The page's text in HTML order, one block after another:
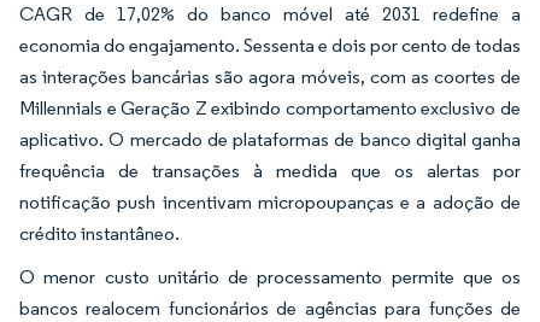
CAGR de 17,02% do banco móvel até 2031 redefine a
economia do engajamento. Sessenta e dois por cento de todas
as interações bancárias são agora móveis, com as coortes de
Millennials e Geração Z exibindo comportamento exclusivo de
aplicativo. O mercado de plataformas de banco digital ganha
frequência de transações à medida que os alertas por
notificação push incentivam micropoupanças e a adoção de
crédito instantâneo.
O menor custo unitário de processamento permite que os
bancos realocem funcionários de agências para funções de